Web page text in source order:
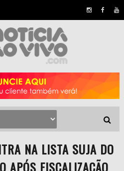
NA LISTA SUJA DO
APÓS FISCALIZAÇÃO